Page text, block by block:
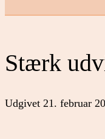
Stærk
Udgivet 21. februar